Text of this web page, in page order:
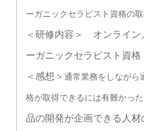
ーガニックセラピスト資格の取
＜研修内容＞ オンライン
ーガニックセラピスト資格
＜感想＞通常業務をしながら
格が取得できるには有難かった
品の開発が企画できる人